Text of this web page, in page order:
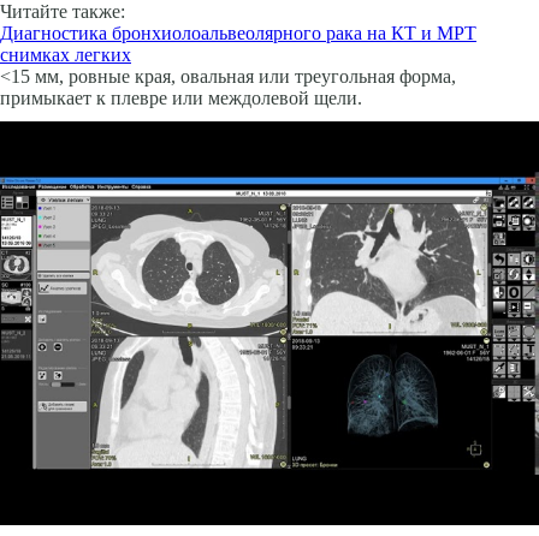
Читайте также:
Диагностика бронхиолоальвеолярного рака на КТ и МРТ
снимках легких
<15 мм, ровные края, овальная или треугольная форма,
примыкает к плевре или междолевой щели.